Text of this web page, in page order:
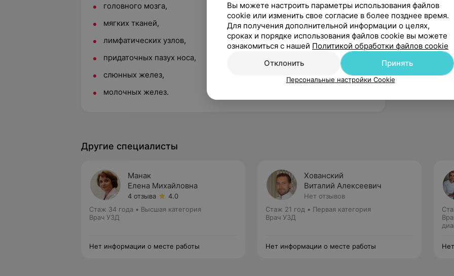
головного мозга,
мягких тканей,
лимфатических узлов,
придаточных пазух носа,
слюнных желез,
молочных желез.
Другие специалисты
Манак
Елена Михайловна
4 отзыва
4.0
Стаж 34 года • Высшая категория
Врач УЗД
Нет информации о месте работы
Хованский
Виталий Алексеевич
Нет отзывов
Стаж 21 год • Первая категория
Врач УЗД
Нет информации о месте работы
Вы можете настроить параметры использования файлов
cookie или изменить свое согласие в более позднее время.
Для получения дополнительной информации о целях,
сроках и порядке использования файлов cookie вы можете
ознакомиться с нашей Политикой обработки файлов cookie
Отклонить
Принять
Персональные настройки Cookie